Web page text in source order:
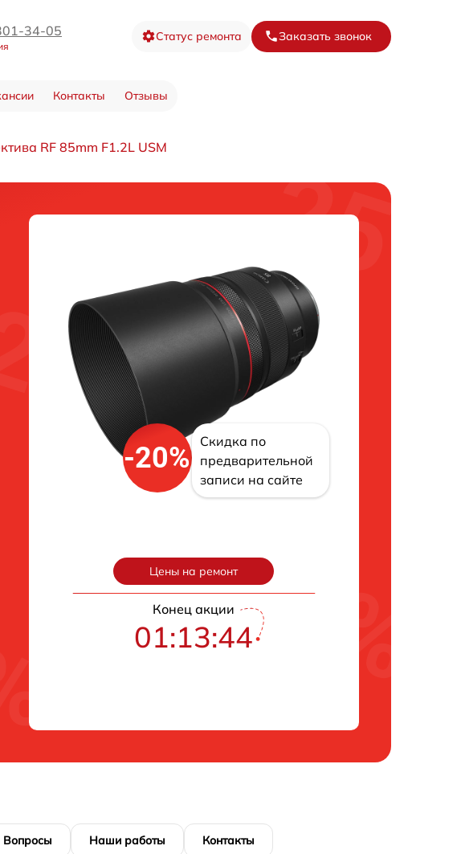
34-05 Статус ремонта Заказать звонок
Контакты Отзывы
RF 85mm F1.2L USM
-20%
Скидка по
предварительной
записи на сайте
Цены на ремонт
Конец акции
01:13:43
Вопросы Наши работы Контакты